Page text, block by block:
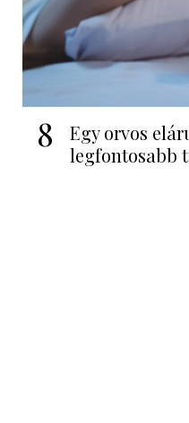
8
Egy orvos
legfontosabb